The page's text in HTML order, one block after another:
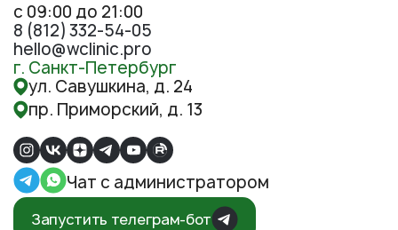
с 09:00 до 21:00
8 (812) 332-54-05
hello@wclinic.pro
г. Санкт-Петербург
ул. Савушкина, д. 24
пр. Приморский, д. 13
Чат с администратором
Запустить телеграм-бот